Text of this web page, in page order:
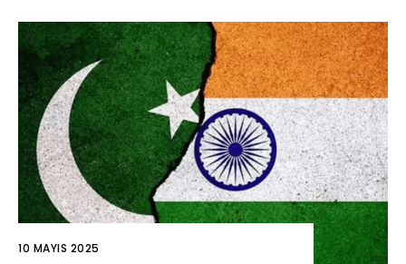
10 MAYIS 2025